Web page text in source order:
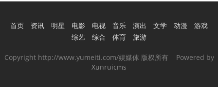
首页 资讯 明星 电影 电视 音乐 演出 文学 动漫
游戏
综艺
综合 体育 旅游
Copyright http://www.yumeiti.com/娱媒体 版权所有 Powered by
Xunruicms